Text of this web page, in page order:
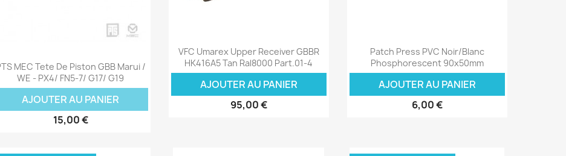
Aperçu rapide
MEC Tete De Piston GBB Marui /
WE - PX4/ FN5-7/ G17/ G19
AJOUTER AU PANIER
15,00 €
Aperçu rapide
VFC Umarex Upper Receiver GBBR
HK416A5 Tan Ral8000 Part.01-4
AJOUTER AU PANIER
95,00 €
Aperçu rapide
Patch Press PVC Noir/Blanc
Phosphorescent 90x50mm
AJOUTER AU PANIER
6,00 €